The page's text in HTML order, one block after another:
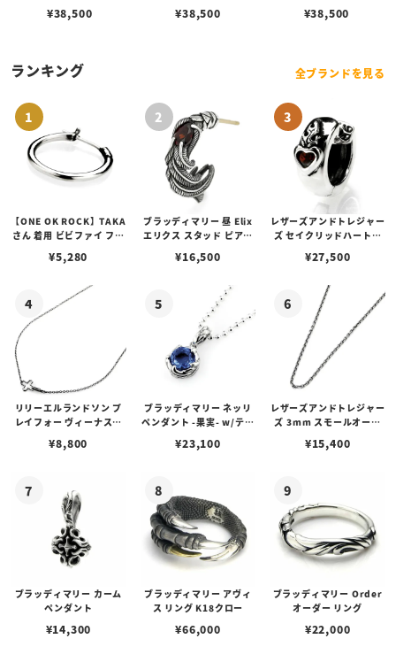
オーバルチェーンセット
¥38,500
ル オーバルチェーンセット
¥38,500
ブルー オーバルチェーンセ
¥38,500
ランキング 全ブランドを見る
【ONE OK ROCK】TAKA
さん 着用 ビビファイ フー
¥5,280
ブラッディマリー 昼 Elix
エリクス スタッド ピアス
¥16,500
レザーズアンドトレジャー
ズ セイクリッドハートピ
¥27,500
リリーエルランドソン プ
レイフォー ヴィーナスチ
¥8,800
ブラッディマリー ネッリ
ペンダント -果実- w/ティ
¥23,100
レザーズアンドトレジャー
ズ 3mm スモールオーバ
ブスタークラスプ＆LTロ
¥15,400
ブラッディマリー カーム
ペンダント
¥14,300
ブラッディマリー アヴィ
ス リング K18クロー
¥66,000
ブラッディマリー Order
オーダー リング
¥22,000